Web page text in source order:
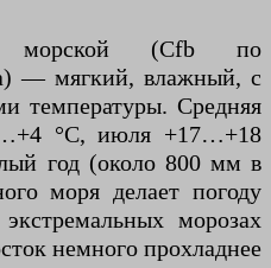
морской (Cfb по
— мягкий, влажный, с
температуры. Средняя
°С, июля +17…+18
год (около 800 мм в
моря делает погоду
морозах
немного прохладнее